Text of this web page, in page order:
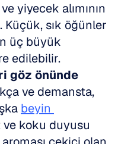
ve yiyecek alımının
Küçük, sık öğünler
üç büyük
edilebilir.
göz önünde
ve demansta,
beyin
ve koku duyusu